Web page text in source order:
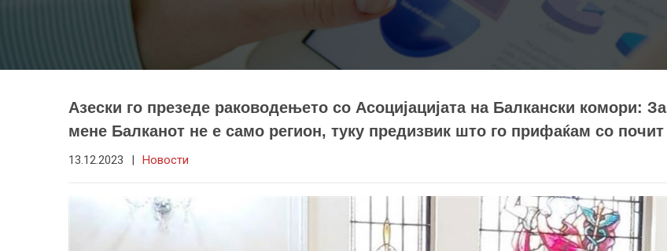
Азески го презеде раководењето со Асоцијацијата на Балкански комори: За
мене Балканот не е само регион, туку предизвик што го прифаќам со почит
13.12.2023 | Новости